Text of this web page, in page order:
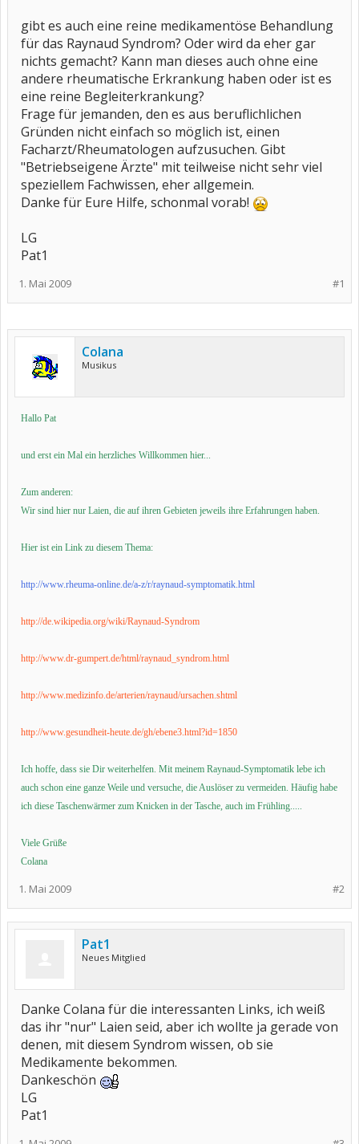
gibt es auch eine reine medikamentöse Behandlung
für das Raynaud Syndrom? Oder wird da eher gar
nichts gemacht? Kann man dieses auch ohne eine
andere rheumatische Erkrankung haben oder ist es
eine reine Begleiterkrankung?
Frage für jemanden, den es aus beruflichlichen
Gründen nicht einfach so möglich ist, einen
Facharzt/Rheumatologen aufzusuchen. Gibt
"Betriebseigene Ärzte" mit teilweise nicht sehr viel
speziellem Fachwissen, eher allgemein.
Danke für Eure Hilfe, schonmal vorab!
LG
Pat1
#1
1. Mai 2009
Colana
Musikus
Hallo Pat
und erst ein Mal ein herzliches Willkommen hier...
Zum anderen:
Wir sind hier nur Laien, die auf ihren Gebieten jeweils ihre Erfahrungen haben.
Hier ist ein Link zu diesem Thema:
http://www.rheuma-online.de/a-z/r/raynaud-symptomatik.html
http://de.wikipedia.org/wiki/Raynaud-Syndrom
http://www.dr-gumpert.de/html/raynaud_syndrom.html
http://www.medizinfo.de/arterien/raynaud/ursachen.shtml
http://www.gesundheit-heute.de/gh/ebene3.html?id=1850
Ich hoffe, dass sie Dir weiterhelfen. Mit meinem Raynaud-Symptomatik lebe ich
auch schon eine ganze Weile und versuche, die Auslöser zu vermeiden. Häufig habe
ich diese Taschenwärmer zum Knicken in der Tasche, auch im Frühling.....
Viele Grüße
Colana
#2
1. Mai 2009
Pat1
Neues Mitglied
Danke Colana für die interessanten Links, ich weiß
das ihr "nur" Laien seid, aber ich wollte ja gerade von
denen, mit diesem Syndrom wissen, ob sie
Medikamente bekommen.
Dankeschön
LG
Pat1